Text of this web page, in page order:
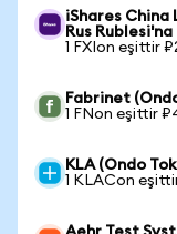
iShares China
Rus Rublesi'na
1 FXIon eşittir
Fabrinet
1 FNon eşittir
KLA (Ondo
1 KLACon